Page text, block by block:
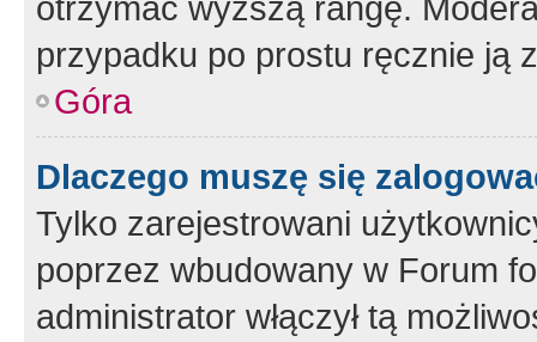
przypadku po prostu ręcznie ją
Góra
Dlaczego muszę się
Tylko zarejestrowani
poprzez wbudowany w Forum
administrator włączył tą